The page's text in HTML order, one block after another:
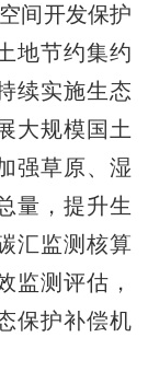
间开发保护
地节约集约
续实施生态
大规模国土
强草原、湿
量，提升生
汇监测核算
监测评估，
保护补偿机